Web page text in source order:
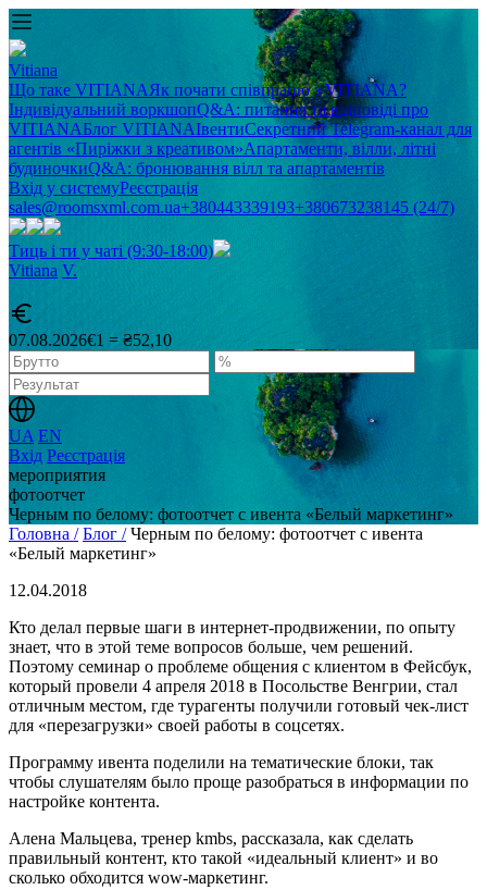
Vitiana
Що таке VITIANAЯк почати співпрацю з VITIANA?
Індивідуальний воркшопQ&A: питання та відповіді про
VITIANAБлог VITIANAІвентиСекретний Telegram-канал для
агентів «Пиріжки з креативом»Апартаменти, вілли, літні
будиночкиQ&A: бронювання вілл та апартаментів
Вхід у системуРеєстрація
sales@roomsxml.com.ua+380443339193+380673238145 (24/7)
Тиць і ти у чаті (9:30-18:00)
Vitiana V.
07.08.2026€1 = ₴52,10
UA EN
Вхід Реєстрація
мероприятия
фотоотчет
Черным по белому: фотоотчет с ивента «Белый маркетинг»
Головна / Блог / Черным по белому: фотоотчет с ивента
«Белый маркетинг»
12.04.2018
Кто делал первые шаги в интернет-продвижении, по опыту
знает, что в этой теме вопросов больше, чем решений.
Поэтому семинар о проблеме общения с клиентом в Фейсбук,
который провели 4 апреля 2018 в Посольстве Венгрии, стал
отличным местом, где турагенты получили готовый чек-лист
для «перезагрузки» своей работы в соцсетях.
Программу ивента поделили на тематические блоки, так
чтобы слушателям было проще разобраться в информации по
настройке контента.
Алена Мальцева, тренер kmbs, рассказала, как сделать
правильный контент, кто такой «идеальный клиент» и во
сколько обходится wow-маркетинг.